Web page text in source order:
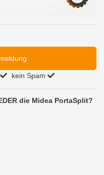
kein Spam
die Midea PortaSplit?